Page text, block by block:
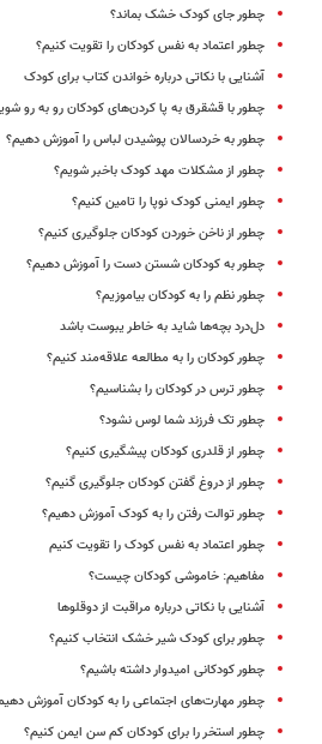
چطور جای کودک خشک بماند؟
چطور اعتماد به نفس کودکان را تقویت کنیم؟
آشنایی با نکاتی درباره خواندن کتاب برای کودک
چطور با قشقرق‌ به پا کردن‌های کودکان رو به رو
چطور به خردسالان پوشیدن لباس را آموزش دهیم؟
چطور از مشکلات مهد کودک باخبر شویم؟
چطور ایمنی کودک نوپا را تامین کنیم؟
چطور از ناخن خوردن کودکان جلوگیری کنیم؟
چطور به کودکان شستن دست را آموزش دهیم؟
چطور نظم را به کودکان بیاموزیم؟
دل‌درد بچه‌ها شاید به خاطر یبوست باشد
چطور کودکان را به مطالعه علاقه‌مند کنیم؟
چطور ترس در کودکان را بشناسیم؟
چطور تک فرزند شما لوس نشود؟
چطور از قلدری کودکان پیشگیری کنیم؟
چطور از دروغ گفتن کودکان جلوگیری گنیم؟
چطور توالت رفتن را به کودک آموزش دهیم؟
چطور اعتماد به نفس کودک را تقویت کنیم
مفاهیم: خاموشی کودکان چیست؟
آشنایی با نکاتی درباره مراقبت از دوقلوها
چطور برای کودک شیر خشک انتخاب کنیم؟
چطور کودکانی امیدوار داشته باشیم؟
چطور مهارت‌های اجتماعی را به کودکان آموزش
چطور استخر را برای کودکان کم سن ایمن کنیم؟